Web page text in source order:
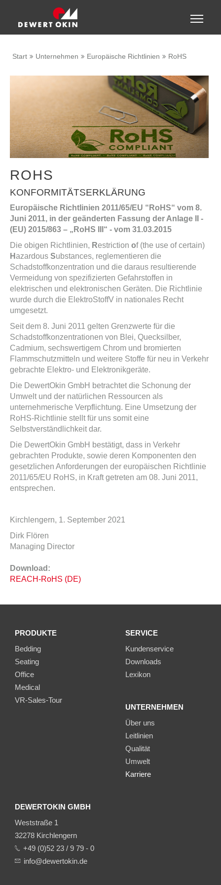
Toggle
Start Unternehmen Europäische Richtlinien RoHS
ROHS
KONFORMITÄTSERKLÄRUNG
Europäische Richtlinien 2011/65/EU “RoHS“ vom 8.
Juni 2011, in der geänderten Fassung der Anlage II -
(EU) 2015/863 – „RoHS III“ - vom 31.03.2015
Die obigen Richtlinien, Restriction of (the use of certain)
H azardous Substances, reglementieren die
Schadstoffkonzentration und die daraus resultierende
Vermeidung von spezifizierten Gefahrstoffen in
elektrischen und elektronischen Geräten. Die Richtlinie
wurde durch die ElektroStoffV in nationales Recht
umgesetzt.
Seit dem 8. Juni 2011 gelten Grenzwerte für die
Schadstoffkonzentrationen von Blei, Quecksilber,
Cadmium, sechswertigem Chrom und bromierten
Flammschutzmitteln und weitere Stoffe für neu in Verkehr
gebrachte Elektro- und Elektronikgeräte.
Die DewertOkin GmbH betrachtet die Schonung der
Umwelt und der natürlichen Ressourcen als
unternehmerische Verpflichtung. Eine Umsetzung der
RoHS‑Richtlinie stellt für uns somit eine
Selbstverständlichkeit dar.
Die DewertOkin GmbH bestätigt, dass in Verkehr
gebrachten Produkte, sowie deren Komponenten den
gesetzlichen Anforderungen der europäischen Richtlinie
2011/65/EU RoHS, in Kraft getreten am 08. Juni 2011,
entsprechen.
Kirchlengern, 1. September 2021
Dirk Flören
Managing Director
Download:
REACH-RoHS (DE)
PRODUKTE
Bedding
Seating
Office
Medical
VR-Sales-Tour
SERVICE
Kundenservice
Downloads
Lexikon
UNTERNEHMEN
Über uns
Leitlinien
Qualität
Umwelt
Karriere
DEWERTOKIN GMBH
Weststraße 1
32278 Kirchlengern
+49 (0)52 23 / 9 79 - 0
info@dewertokin.de